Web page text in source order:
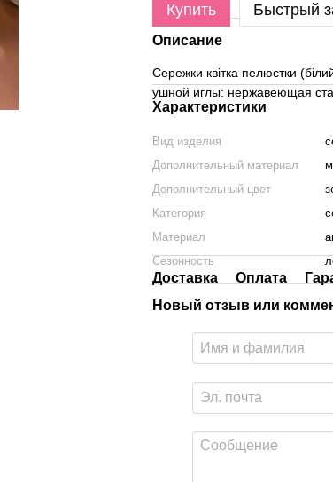
Купить Быстрый
Описание
Сережки квітка пелюстки
ушной иглы: нержавеющая
Характеристики
Вид изделия
Дополнительный материал
Дополнительный цвет
Категория
Материал
Сезонность
Доставка Оплата
Новый отзыв или